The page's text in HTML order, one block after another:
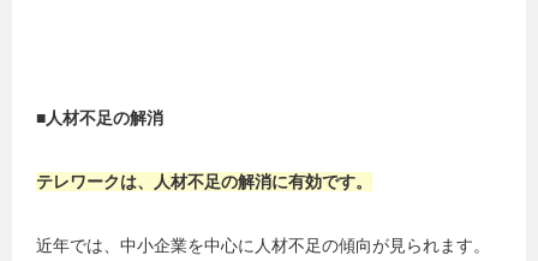
■人材不足の解消
テレワークは、人材不足の解消に有効です。
近年では、中小企業を中心に人材不足の傾向が見られます。